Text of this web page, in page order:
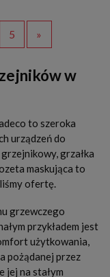
5 »
w
to szeroka
urządzeń do
grzałka
maskująca to
ofertę.
grzewczego
przykładem jest
użytkowania,
pożądanej przez
jej na stałym